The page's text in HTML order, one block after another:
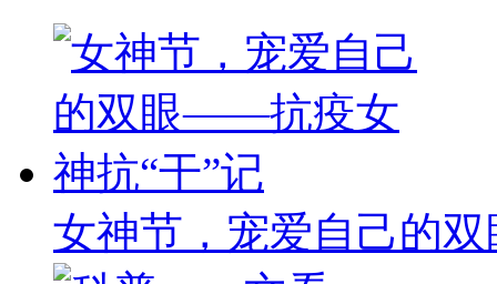
女神节，宠爱自己的